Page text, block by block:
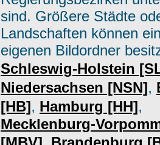
sind. Größere Städte
Landschaften können
eigenen Bildordner
Schleswig-Holstein
Niedersachsen [NSN],
[HB], Hamburg [HH],
Mecklenburg-